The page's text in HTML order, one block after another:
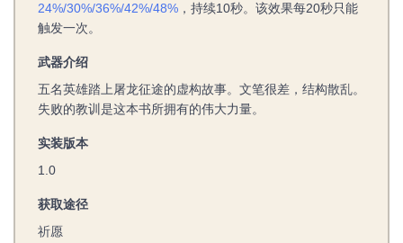
24%/30%/36%/42%/48% ，持续10秒。该效果每20秒只能
触发一次。
武器介绍
五名英雄踏上屠龙征途的虚构故事。文笔很差，结构散乱。
失败的教训是这本书所拥有的伟大力量。
实装版本
1.0
获取途径
祈愿